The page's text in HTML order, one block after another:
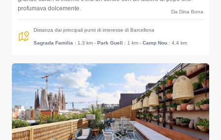
profumava dolcemente.
Da Dina Bona
Distanza dai principali punti di interesse di Barcellona
Sagrada Familia : 1.3 km - Park Guell : 1 km - Camp Nou : 4.4 km